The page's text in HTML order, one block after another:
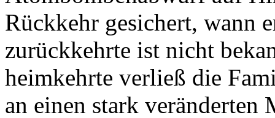
Rückkehr gesichert, wann
zurückkehrte ist nicht
heimkehrte verließ die
an einen stark veränderten